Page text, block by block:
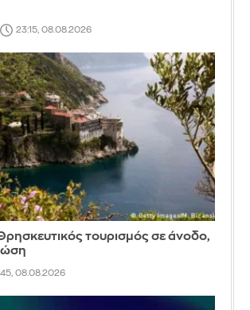
23:15, 08.08.2026
τουρισμός σε άνοδο,
08.08.2026